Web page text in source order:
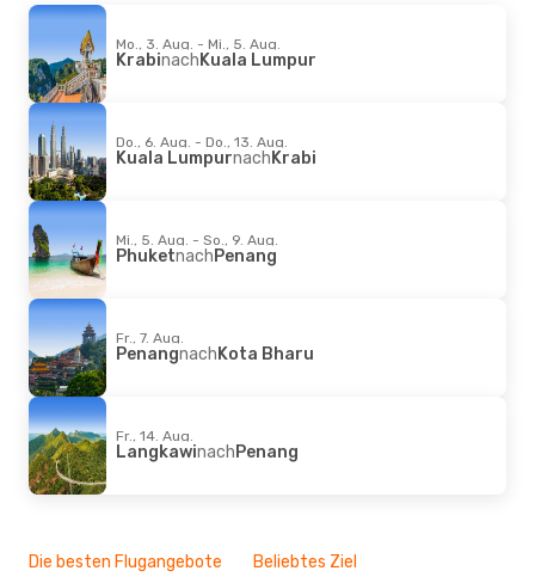
Mo., 3. Aug. - Mi., 5. Aug.
KrabinachKuala Lumpur
Do., 6. Aug. - Do., 13. Aug.
Kuala LumpurnachKrabi
Mi., 5. Aug. - So., 9. Aug.
PhuketnachPenang
Fr., 7. Aug.
PenangnachKota Bharu
Fr., 14. Aug.
LangkawinachPenang
Die besten Flugangebote Beliebtes Ziel